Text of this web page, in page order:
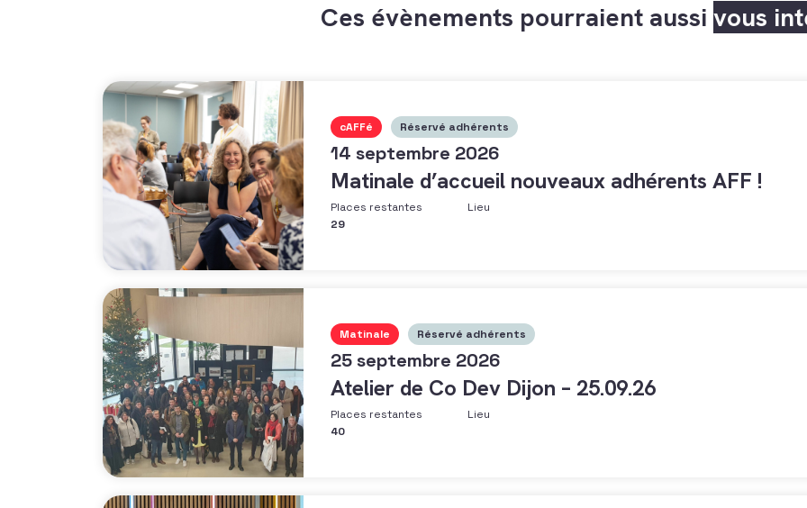
Ces évènements pourraient aussi vous
cAFFé Réservé adhérents
14 septembre 2026
Matinale d’accueil nouveaux adhérents AFF !
Places restantes
29
Lieu
Matinale Réservé adhérents
25 septembre 2026
Atelier de Co Dev Dijon – 25.09.26
Places restantes
40
Lieu